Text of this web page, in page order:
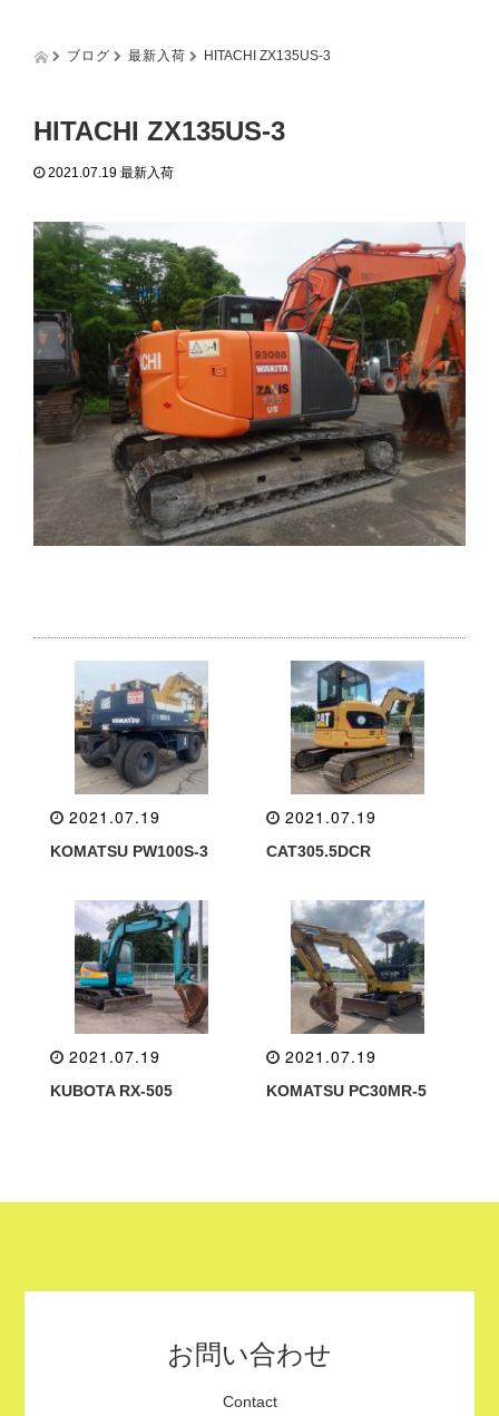
i
o
n
ブログ 最新入荷 HITACHI ZX135US-3
HITACHI ZX135US-3
2021.07.19 最新入荷
2021.07.19
KOMATSU PW100S-3
2021.07.19
CAT305.5DCR
2021.07.19
KUBOTA RX-505
2021.07.19
KOMATSU PC30MR-5
お問い合わせ
Contact